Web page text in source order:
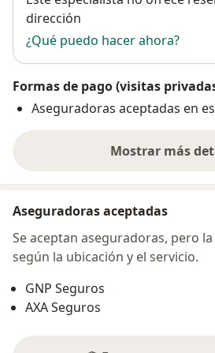
dirección
¿Qué puedo hacer ahora?
Formas de pago (visitas
Aseguradoras aceptadas en
Mostrar mássobre
Aseguradoras aceptadas
Se aceptan aseguradoras, pero
según la ubicación y el servicio.
GNP Seguros
AXA Seguros